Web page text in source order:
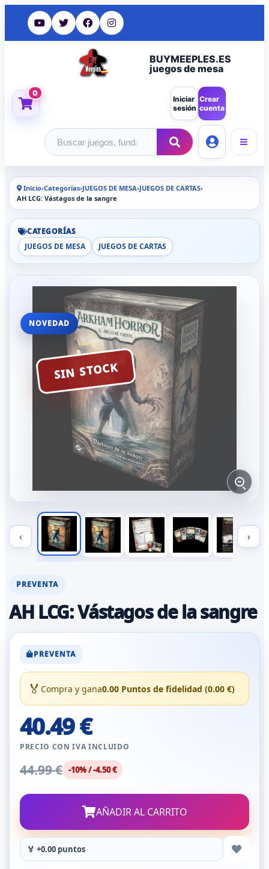
BUYMEEPLES.ES
juegos de mesa
0
Iniciar
sesión
Crear
cuenta
Buscar productos
Inicio›Categorías›JUEGOS DE MESA›JUEGOS DE CARTAS›
AH LCG: Vástagos de la sangre
CATEGORÍAS
JUEGOS DE MESA
JUEGOS DE CARTAS
NOVEDAD
SIN STOCK
‹ ›
PREVENTA
AH LCG: Vástagos de la sangre
PREVENTA
🏅 Compra y gana0.00 Puntos de fidelidad (0.00 €)
40.49 €
PRECIO CON IVA INCLUIDO
44.99 € -10% / -4.50 €
AÑADIR AL CARRITO
🏅 +0.00 puntos